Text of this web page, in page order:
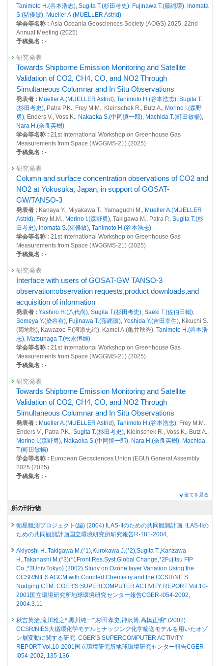
24291 : マルチスケールGHG変動評価システム構築と緩和策評価に関す
る研究
24315 : 地球環境の戦略的モニタリングの実施、地球環境データベースの
整備、地球環境研究支援
24432 : オゾン層変動研究プロジェクト
24578 : 大気・海洋モニタリング
2017年度
23837 : マルチスケールGHG変動評価システム構築と緩和策評価に関す
る研究
23877 : 地球環境の戦略的モニタリングの実施、地球環境データベースの
整備、地球環境研究支援
23916 : 大気環境リスクに対する統合的なデータ解析手法に関する研究
24090 : オゾン層変動研究プロジェクト
24146 : 大気・海洋モニタリング
2016年度
23399 : マルチスケールGHG変動評価システム構築と緩和策評価に関す
る研究
23470 : 地球環境の戦略的モニタリングの実施、地球環境データベースの
整備、地球環境研究支援
23566 : 大気環境リスクに対する統合的なデータ解析手法に関する研究
23634 : オゾン層変動研究プロジェクト
23735 : 大気・海洋モニタリング
2015年度
22992 : 温室効果ガス等の濃度変動特性の解明とその将来予測に関する研
究
23026 : 地球環境の戦略的モニタリングの実施、地球環境データベースの
整備、地球環境研究支援
23074 : 大気環境リスクに対する統合的なデータ解析手法に関する研究
23190 : 大気・海洋モニタリング
23284 : オゾン層変動研究プロジェクト
2014年度
22580 : 温室効果ガス等の濃度変動特性の解明とその将来予測に関する研
究
22614 : 地球環境の戦略的モニタリングの実施、地球環境データベースの
整備、地球環境研究支援
22673 : GOSATデータ等を用いた全球メタン発生領域の特性抽出と定量
化
22676 : アジア・オセアニア域における長寿命・短寿命気候影響物質の包
括的長期観測
22686 : 大気環境リスクに対する統合的なデータ解析手法に関する研究
22823 : オゾン層変動研究プロジェクト
22920 : 大気・海洋モニタリング
2013年度
22164 : 温室効果ガス等の濃度変動特性の解明とその将来予測に関する研
究
22198 : 地球環境の戦略的モニタリングの実施、地球環境データベースの
22217 : GOSATデータ等を用いた全球メタン発生領域の特性抽出と定量
化
22259 : 大気環境リスクに対する統合的なデータ解析手法に関する研究
Yoshida Y.(吉田幸生), Zeng J.(曾継業),Noda H.(野田響),Saito M.(齊藤
誠),Matsunaga T.(松永恒雄),Sugita T.(杉田考史)
Niwa Y.(丹羽洋介) , Ito A.(伊藤昭彦),Yamashita Y.(山下陽介),Shirai T.(白
井知子) , Ishizawa M.(石澤みさ), Ishijima K., Tsuboi K., Sawa Y.,
Matsueda H.
掲載誌 :Progress in Earth and Planetary Science, 12(39): (2025)
査読付き 原著論文
Characterization of Pandora sky-scan modes from the
Japan Pandora Network and evaluation of their use in
validating satellite NO2 and HCHO retrievals
発表者 :Nguyen D.(NGUYEN Doan Thien Chi), Tanimoto H.(谷本浩志)
Inomata S.(猪俣敏), Fujinawa T.(藤縄環),Mueller A.(MUELLER Astrid),
Sugita T.(杉田考史)
J., Takashima H., Nagahama T., Yamaji K., Hirokawa S., Kim S., Rawat
P., Crawford J.
掲載誌 :ACS ES&T Air, 2:2872-2888 (2025)
その他
Greenhouse gas observations by GOSAT series
発表者 :Ohyama H.(大山博史), Matsunaga T.(松永恒雄),Morino I.(森野
勇),Yoshida Y.(吉田幸生)
(染谷有) ,Saeki T.(佐伯田鶴),Niwa Y.(丹羽洋介), Yashiro H.(八代尚)
Tanimoto H.(谷本浩志),Sugita T.(杉田考史),Fujinawa T.(藤縄環),Inomata
S.(猪俣敏),Mueller A.(MUELLER Astrid)
掲載誌 :Proceedings of SPIE, 13667(136670V): (2025)
総説・解説
発表者 :Ohyama H.(大山博史)
Frey M.(FREY Matthias Max), Fujimoto T.(藤本敏文),Fujinawa T.(藤縄環)
Sugita T.(杉田考史),Mueller A.(MUELLER Astrid),Tanimoto H.(谷本浩志)
掲載誌 :日本リモートセンシング学会誌, 44(2):135-144 (2024)
総説・解説
擬似衛星観測データを用いた発散法によるCO2およびNOx
の地表排出フラックス推計
発表者 :山口将大, 金谷有剛, 滝川雅之, Bisht J.S.H., 関谷高志, Patra P.K.,
杉田考史,谷本浩志
掲載誌 :日本リモートセンシング学会誌, 44(2):156-165 (2024)
総説・解説
GOSAT-GW TANSO-3 L2 NO2 プロダクト（T3L2NO2）
の導出アルゴリズム
発表者 :藤縄環, LIM Hyunkwang, 佐藤知紘, 関谷高志,山下陽介
乃,杉田考史 , 金谷有剛, 笠井康子, 谷本浩志
掲載誌 : リモートセンシング学会誌（Journal of The Remote Sensing
Society of Japan）, 44(2): (2024)
総説・解説
成層圏・中間圏の大気化学の諸問題
発表者 :江口菜穂,
査読付き 原著論文
satellite validation
発表者 :Mueller A.(MUELLER Astrid), Tanimoto H.(谷本浩志)
Morino I.(森野勇), Butz A., Shiomi K.
掲載誌 :
Atmospheric Measurement Techniques (2023)
査読付き 原著論文
The SPARC water vapour assessment II: biases and drifts
of water vapour satellite data records with respect to frost
発表者 :Kiefer M., Hurst D.F., Stiller G.P., Lossow S., Vomel H., Anderson
J., Azam F., Bertaux J.-P., Blanot L., Bramstedt K., Burrows J.P., Damadeo
R., Dinelli B.M., Eriksson P., Garcia-Comas M., Gille J.C., Hervig M.,
Kasai Y., Khosrawi F., Murtagh D., Nedoluha G.E., Noel S., Raspollini P.,
Read W.G., Rosenlof K.H., Rozanov A., Sioris C.E.,
Tanimoto H.(谷本浩志), Sugita T.(杉田考史), Fujinawa T.(藤縄環), Inomata
S.(猪俣敏), Mueller A.(MUELLER Astrid)
学会等名称 : Asia Oceania Geosciences Society (AOGS) 2025, 22nd
Annual Meeting (2025)
予稿集名 : -
研究発表
Towards Shipborne Emission Monitoring and Satellite
Validation of CO2, CH4, CO, and NO2 Through
Simultaneous Columnar and In Situ Observations
発表者 : Mueller A.(MUELLER Astrid), Tanimoto H.(谷本浩志), Sugita T.
(杉田考史), Patra P.K., Frey M.M., Kleinschek R., Butz A., Morino I.(森野
勇), Enders V., Voss K., Nakaoka S.(中岡慎一郎), Machida T.(町田敏暢),
Nara H.(奈良英樹)
学会等名称 : 21st International Workshop on Greenhouse Gas
Measurements from Space (IWGGMS-21) (2025)
予稿集名 : -
研究発表
Column and surface concentration observations of CO2 and
NO2 at Yokosuka, Japan, in support of GOSAT-
GW/TANSO-3
発表者 : Kanaya Y., Miyakawa T., Yamaguchi M., Mueller A.(MUELLER
Astrid), Frey M.M., Morino I.(森野勇), Takigawa M., Patra P., Sugita T.(杉
田考史), Inomata S.(猪俣敏), Tanimoto H.(谷本浩志)
学会等名称 : 21st International Workshop on Greenhouse Gas
Measurements from Space (IWGGMS-21) (2025)
予稿集名 : -
研究発表
Interface with users of GOSAT-GW TANSO-3
observation:observation requests,product downloads,and
acquisition of information
発表者 : Yashiro H.(八代尚), Sugita T.(杉田考史), Saeki T.(佐伯田鶴),
Someya Y.(染谷有), Fujinawa T.(藤縄環), Yoshida Y.(吉田幸生), Kikuchi S.
(菊地聡), Kawazoe F.(河添史絵), Kamei A.(亀井秋秀), Tanimoto H.(谷本浩
志), Matsunaga T.(松永恒雄)
学会等名称 : 21st International Workshop on Greenhouse Gas
Measurements from Space (IWGGMS-21) (2025)
予稿集名 : -
研究発表
Towards Shipborne Emission Monitoring and Satellite
Validation of CO2, CH4, CO, and NO2 Through
Simultaneous Columnar and In Situ Observations
発表者 : Mueller A.(MUELLER Astrid), Tanimoto H.(谷本浩志), Frey M.M.,
Enders V., Patra P.K., Sugita T.(杉田考史), Kleinschek R., Voss K., Butz A.,
Morino I.(森野勇), Nakaoka S.(中岡慎一郎), Nara H.(奈良英樹), Machida
T.(町田敏暢)
学会等名称 : European Geosciences Union (EGU) General Assembly
2025 (2025)
予稿集名 : -
発表者 :石井澄伶, 北和之,
Astrid
, 塩見慶
学会等名称 :
第30回大気化学討論会 (2025)
予稿集名 :同予稿集, P29
研究発表
Evaluation of Pandora surface NO2 measurements in
Sapporo
発表者 : Kwok J., Fujiwara M., Hirokawa J., Kameyama S.,Inomata S.(猪
俣敏) ,Fujinawa T.(藤縄環),Mueller A.(MUELLER Astrid),Sugita T.(杉田考
史),Tanimoto H.(谷本浩志)
予稿集名 :Abstracts, P30
研究発表
GOSAT-GW搭載TANSO-3センサからのNO2カラム量プロ
ダクト作成のためのデータ処理概要
全てを見る
所の刊行物
衛星観測プロジェクト(編) (2004) ILAS-IIのための共同観測計画. ILAS-IIの
ための共同観測計画国立環境研究所研究報告R-181-2004,
Akiyoshi H.,Takigawa M.(*1),Kurokawa J.(*2),Sugita T.,Kanzawa
H.,Takahashi M.(*3)(*1Front.Res.Syst.Global Change,*2Fujitsu FIP
Co.,*3Univ.Tokyo) (2002) Study on Ozone layer Variation Using the
CCSR/NIES AGCM with Coupled Chemistry and the CCSR/NIES
Nudging CTM. CGER'S SUPERCOMPUTER ACTIVITY REPORT Vol.10-
2001国立環境研究所地球環境研究センター報告CGER-I054-2002,
2004.3.11
秋吉英治,滝川雅之*,黒川純一*,杉田孝史,神沢博,高橋正明* (2002)
CCSR/NIES大循環化学モデルとナッジング化学輸送モデルを用いたオゾ
ン層変動に関する研究. CGER'S SUPERCOMPUTER ACTIVITY
REPORT Vol.10-2001国立環境研究所地球環境研究センター報告CGER-
I054-2002, 135-136